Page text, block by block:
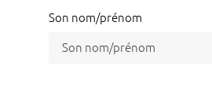
Son nom/prénom
Son nom/prénom